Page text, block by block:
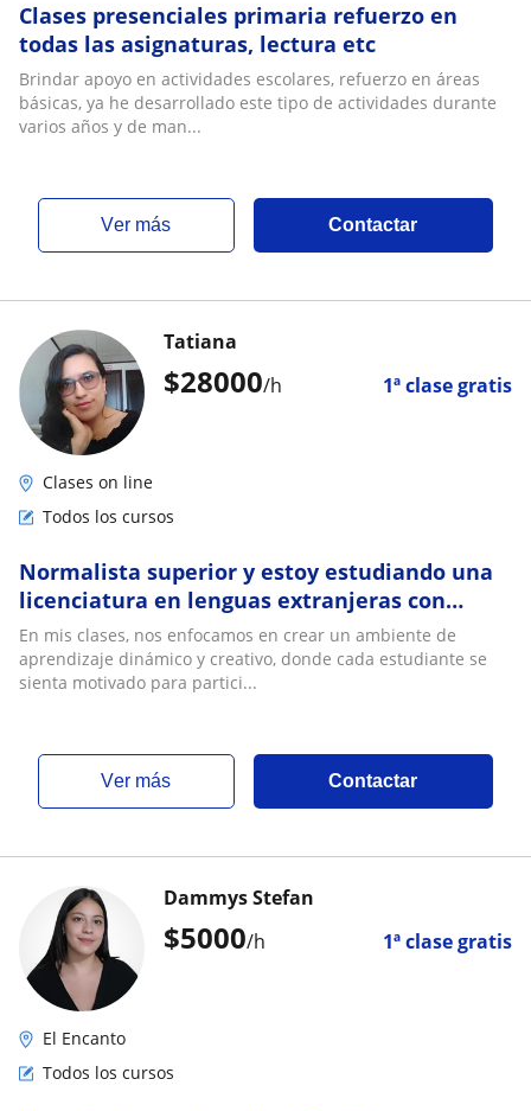
Clases presenciales primaria refuerzo en
todas las asignaturas, lectura etc
Brindar apoyo en actividades escolares, refuerzo en áreas
básicas, ya he desarrollado este tipo de actividades durante
varios años y de man...
ver más Contactar
$28000/h 1ª clase gratis
Tatiana
Clases on line
Todos los cursos
Normalista superior y estoy estudiando una
licenciatura en lenguas extranjeras con
énfasis en ingles
En mis clases, nos enfocamos en crear un ambiente de
aprendizaje dinámico y creativo, donde cada estudiante se
sienta motivado para partici...
ver más Contactar
$5000/h 1ª clase gratis
Dammys Stefan
El Encanto
Todos los cursos